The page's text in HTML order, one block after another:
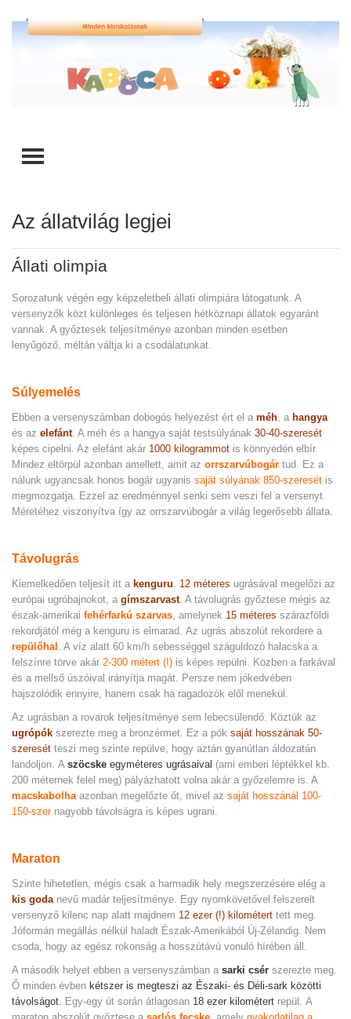
TOGGLE MENU
Az állatvilág legjei
Állati olimpia
Sorozatunk végén egy képzeletbeli állati olimpiára látogatunk. A
versenyzők közt különleges és teljesen hétköznapi állatok egyaránt
vannak. A győztesek teljesítménye azonban minden esetben
lenyűgöző, méltán váltja ki a csodálatunkat.
Súlyemelés
Ebben a versenyszámban dobogós helyezést ért el a méh, a hangya
és az elefánt. A méh és a hangya saját testsúlyának 30-40-szeresét
képes cipelni. Az elefánt akár 1000 kilogrammot is könnyedén elbír.
Mindez eltörpül azonban amellett, amit az orrszarvúbogár tud. Ez a
nálunk ugyancsak honos bogár ugyanis saját súlyának 850-szeresét is
megmozgatja. Ezzel az eredménnyel senki sem veszi fel a versenyt.
Méretéhez viszonyítva így az orrszarvúbogár a világ legerősebb állata.
Távolugrás
Kiemelkedően teljesít itt a kenguru. 12 méteres ugrásával megelőzi az
európai ugróbajnokot, a gímszarvast. A távolugrás győztese mégis az
észak-amerikai fehérfarkú szarvas, amelynek 15 méteres szárazföldi
rekordjától még a kenguru is elmarad. Az ugrás abszolút rekordere a
repülőhal . A víz alatt 60 km/h sebességgel száguldozó halacska a
felszínre törve akár 2-300 métert (!) is képes repülni. Közben a farkával
és a mellső úszóival irányítja magát. Persze nem jókedvében
hajszolódik ennyire, hanem csak ha ragadozók elől menekül.
Az ugrásban a rovarok teljesítménye sem lebecsülendő. Köztük az
ugrópók szerezte meg a bronzérmet. Ez a pók saját hosszának 50-
szeresét teszi meg szinte repülve, hogy aztán gyanútlan áldozatán
landoljon. A szöcske egyméteres ugrásaival (ami emberi léptékkel kb.
200 méternek felel meg) pályázhatott volna akár a győzelemre is. A
macskabolhaazonban megelőzte őt, mivel az saját hosszánál 100-
150-szernagyobb távolságra is képes ugrani.
Maraton
Szinte hihetetlen, mégis csak a harmadik hely megszerzésére elég a
kis goda nevű madár teljesítménye. Egy nyomkövetővel felszerelt
versenyző kilenc nap alatt majdnem 12 ezer (!) kilométert tett meg.
Jóformán megállás nélkül haladt Észak-Amerikából Új-Zélandig. Nem
csoda, hogy az egész rokonság a hosszútávú vonuló hírében áll.
A második helyet ebben a versenyszámban a sarki csér szerezte meg.
Ő minden évben kétszer is megteszi az Északi- és Déli-sark közötti
távolságot. Egy-egy út során átlagosan 18 ezer kilométert repül. A